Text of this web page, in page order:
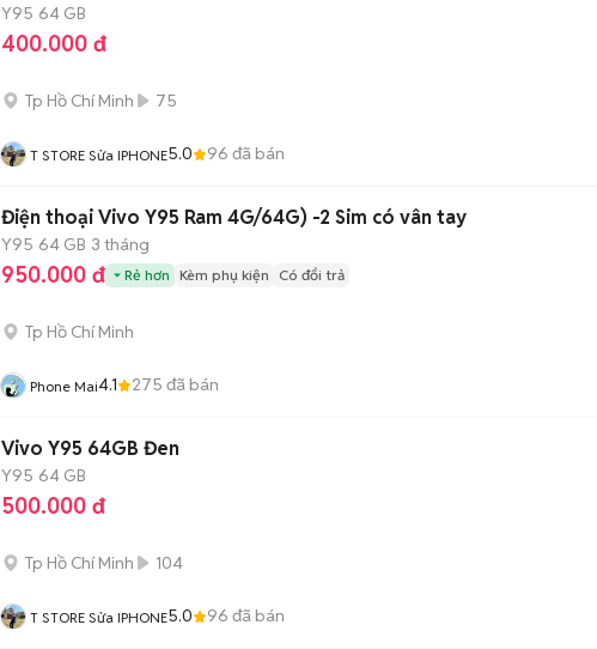
Y95 64 GB
400.000 đ
Tp Hồ Chí Minh 75
T STORE Sửa IPHONE5.0 96 đã bán
Điện thoại Vivo Y95 Ram 4G/64G) -2 Sim có vân tay
Y95 64 GB 3 tháng
950.000 đ Rẻ hơn Kèm phụ kiện Có đổi trả
Tp Hồ Chí Minh
Phone Mai4.1 275 đã bán
Vivo Y95 64GB Đen
Y95 64 GB
500.000 đ
Tp Hồ Chí Minh 104
T STORE Sửa IPHONE5.0 96 đã bán